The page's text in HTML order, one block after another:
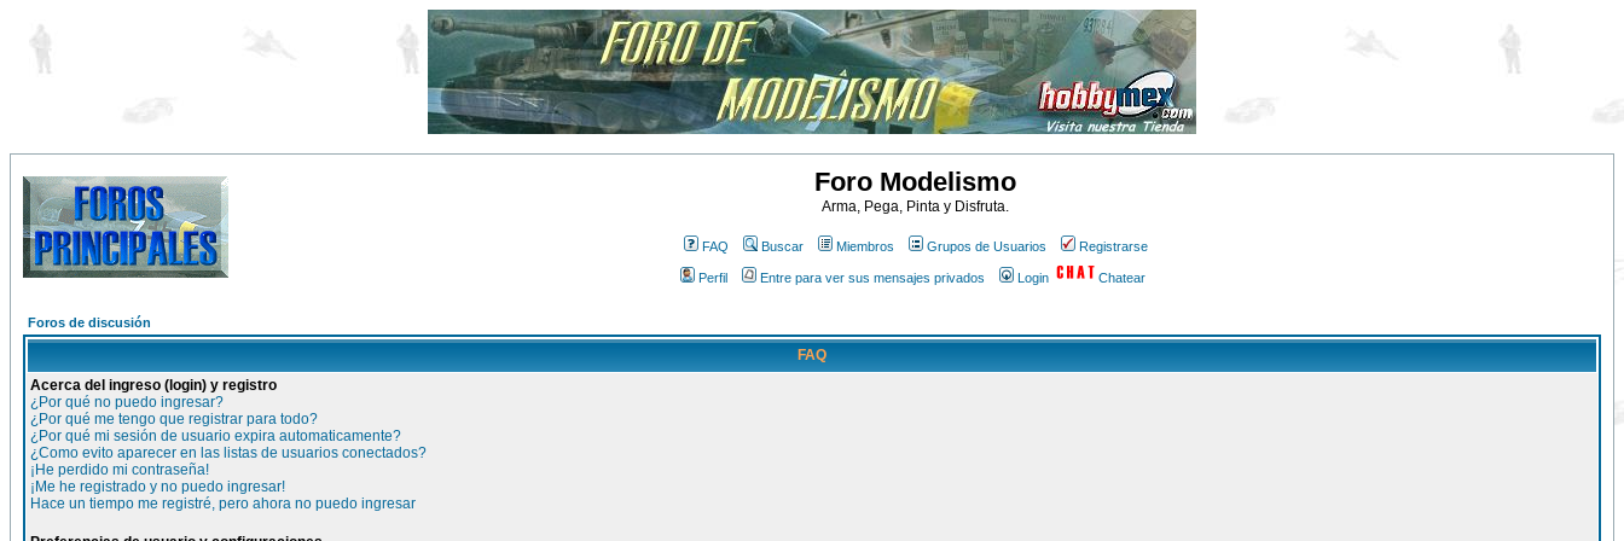
Foro Modelismo
Arma, Pega, Pinta y Disfruta.
FAQ Buscar Miembros Grupos de Usuarios Registrarse
Perfil Entre para ver sus mensajes privados Login Chatear
Foros de discusión
FAQ
Acerca del ingreso (login) y registro
¿Por qué no puedo ingresar?
¿Por qué me tengo que registrar para todo?
¿Por qué mi sesión de usuario expira automaticamente?
¿Como evito aparecer en las listas de usuarios conectados?
¡He perdido mi contraseña!
¡Me he registrado y no puedo ingresar!
Hace un tiempo me registré, pero ahora no puedo ingresar